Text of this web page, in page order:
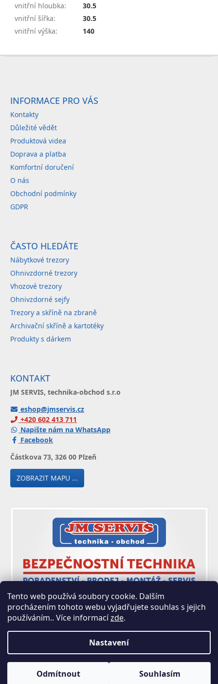
Tento web používá soubory cookie. Dalším
procházením tohoto webu vyjadřujete souhlas s jejich
používáním.. Více informacízde.
Nastavení
Odmítnout Souhlasím
vnitřní hloubka:
30.5
vnitřní šířka:
30.5
vnitřní výška: 140
INFORMACE PRO VÁS
Kontakty
Důležité vědět
Produktová videa
Doprava a platba
Komfortní doručení
O nás
Obchodní podmínky
GDPR
ČASTO HLEDÁTE
Nábytkové trezory
Ohnivzdorné trezory
Vhozové trezory
Ohnivzdorné sejfy
Trezory a skříně na zbraně
Archivační skříně a kartotéky
Produkty s dárkem
KONTAKT
JM SERVIS, technika-obchod s.r.o
eshop@jmservis.cz
+420 602 413 711
Napište nám na WhatsApp
Facebook
Částkova 73, 326 00 Plzeň
ZOBRAZIT MAPU ...
Copyright 2026JM SERVIS E-shop - Zastoupení Trezory
Rottner. Všechna práva vyhrazena.